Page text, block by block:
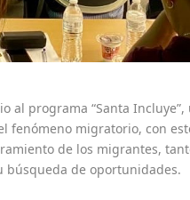
al programa “Santa
fenómeno migratorio, con
de los migrantes,
búsqueda de oportunidades.